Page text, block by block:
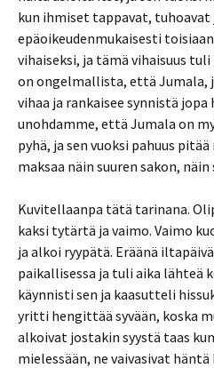
kun ihmiset tappavat,
epäoikeudenmukaisesti
vihaiseksi, ja tämä vihaisuus
on ongelmallista, että Jumala,
vihaa ja rankaisee synnistä
unohdamme, että Jumala on
pyhä, ja sen vuoksi pahuus
maksaa näin suuren sakon,
Kuvitellaanpa tätä tarinana.
kaksi tytärtä ja vaimo. Vaimo
ja alkoi ryypätä. Eräänä
paikallisessa ja tuli aika lähteä
käynnisti sen ja kaasutteli
yritti hengittää syvään, koska
alkoivat jostakin syystä taas
mielessään, ne vaivasivat